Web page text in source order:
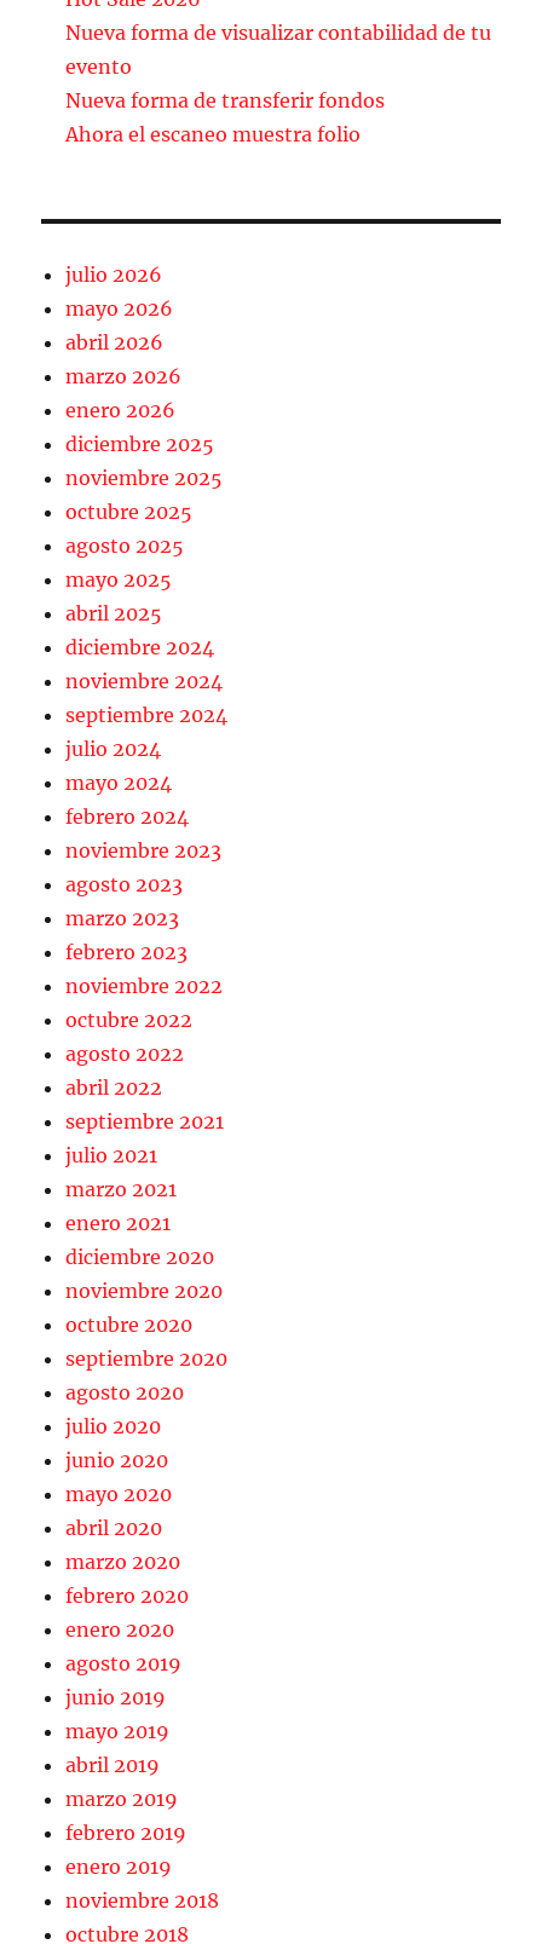
o
o
k
ir
Nueva forma de visualizar contabilidad de tu
evento
Nueva forma de transferir fondos
Ahora el escaneo muestra folio
julio 2026
mayo 2026
abril 2026
marzo 2026
enero 2026
diciembre 2025
noviembre 2025
octubre 2025
agosto 2025
mayo 2025
abril 2025
diciembre 2024
noviembre 2024
septiembre 2024
julio 2024
mayo 2024
febrero 2024
noviembre 2023
agosto 2023
marzo 2023
febrero 2023
noviembre 2022
octubre 2022
agosto 2022
abril 2022
septiembre 2021
julio 2021
marzo 2021
enero 2021
diciembre 2020
noviembre 2020
octubre 2020
septiembre 2020
agosto 2020
julio 2020
junio 2020
mayo 2020
abril 2020
marzo 2020
febrero 2020
enero 2020
agosto 2019
junio 2019
mayo 2019
abril 2019
marzo 2019
febrero 2019
enero 2019
noviembre 2018
octubre 2018